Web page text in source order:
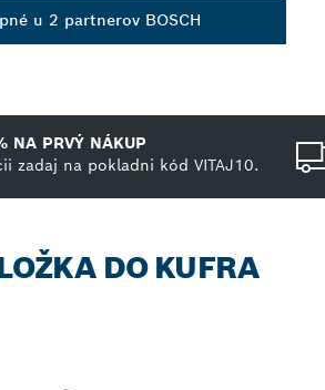
u 2 partnerov BOSCH
NA PRVÝ NÁKUP
zadaj na pokladni kód VITAJ10.
DO KUFRA